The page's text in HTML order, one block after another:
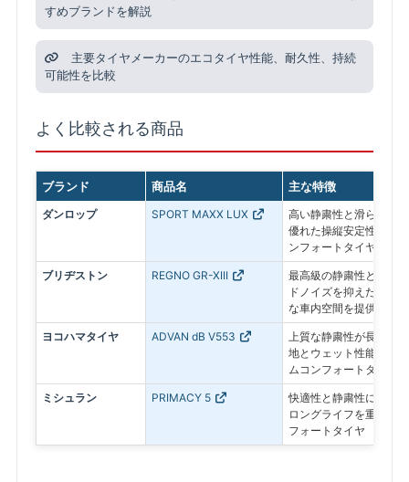
すめブランドを解説
主要タイヤメーカーのエコタイヤ性能、耐久性、持続
可能性を比較
よく比較される商品
ブランド 商品名 主な特徴
ダンロップ SPORT MAXX LUX
高い静粛性と滑らかな
優れた操縦安定性を備
ンフォートタイヤ
ブリヂストン REGNO GR-XIII
最高級の静粛性と乗り
ドノイズを抑えた静か
な車内空間を提供
ヨコハマタイヤ ADVAN dB V553
上質な静粛性が長く続
地とウェット性能にも
ムコンフォートタイヤ
ミシュラン PRIMACY 5
快適性と静粛性に加え
ロングライフを重視し
フォートタイヤ